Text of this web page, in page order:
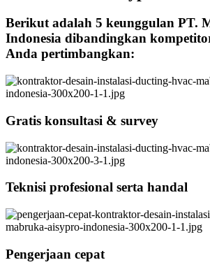
Berikut adalah 5 keunggulan PT.
Indonesia dibandingkan
Anda pertimbangkan:
Gratis konsultasi & survey
Teknisi profesional serta handal
Pengerjaan cepat